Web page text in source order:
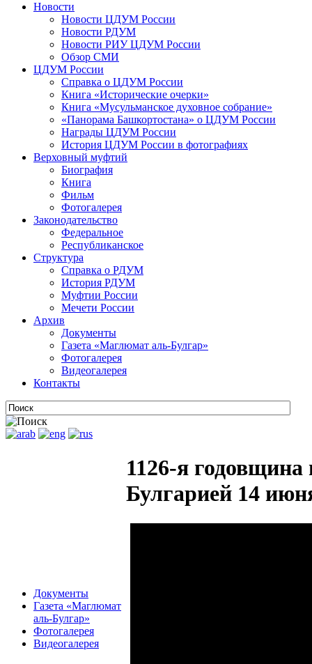
Новости
Новости ЦДУМ России
Новости РДУМ
Новости РИУ ЦДУМ России
Обзор СМИ
ЦДУМ России
Справка о ЦДУМ России
Книга «Исторические очерки»
Книга «Мусульманское духовное собрание»
«Панорама Башкортостана» о ЦДУМ России
Награды ЦДУМ России
История ЦДУМ России в фотографиях
Верховный муфтий
Биография
Книга
Фильм
Фотогалерея
Законодательство
Федеральное
Республиканское
Структура
Справка о РДУМ
История РДУМ
Муфтии России
Мечети России
Архив
Документы
Газета «Маглюмат аль-Булгар»
Фотогалерея
Видеогалерея
Контакты
Документы
Газета «Маглюмат
аль-Булгар»
Фотогалерея
Видеогалерея
1126-я
Булгарией 14